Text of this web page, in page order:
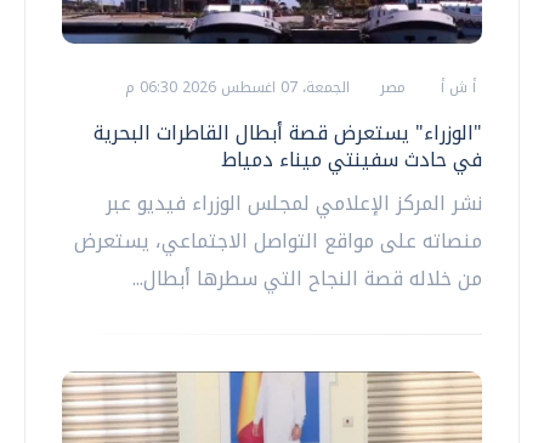
أ ش أ مصر الجمعة، 07 اغسطس 2026 06:30 م
"الوزراء" يستعرض قصة أبطال القاطرات البحرية
في حادث سفينتي ميناء دمياط
نشر المركز الإعلامي لمجلس الوزراء فيديو عبر
منصاته على مواقع التواصل الاجتماعي، يستعرض
من خلاله قصة النجاح التي سطرها أبطال...